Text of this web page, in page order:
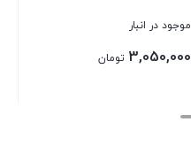
موجود در انبار
3,050,000 تومان